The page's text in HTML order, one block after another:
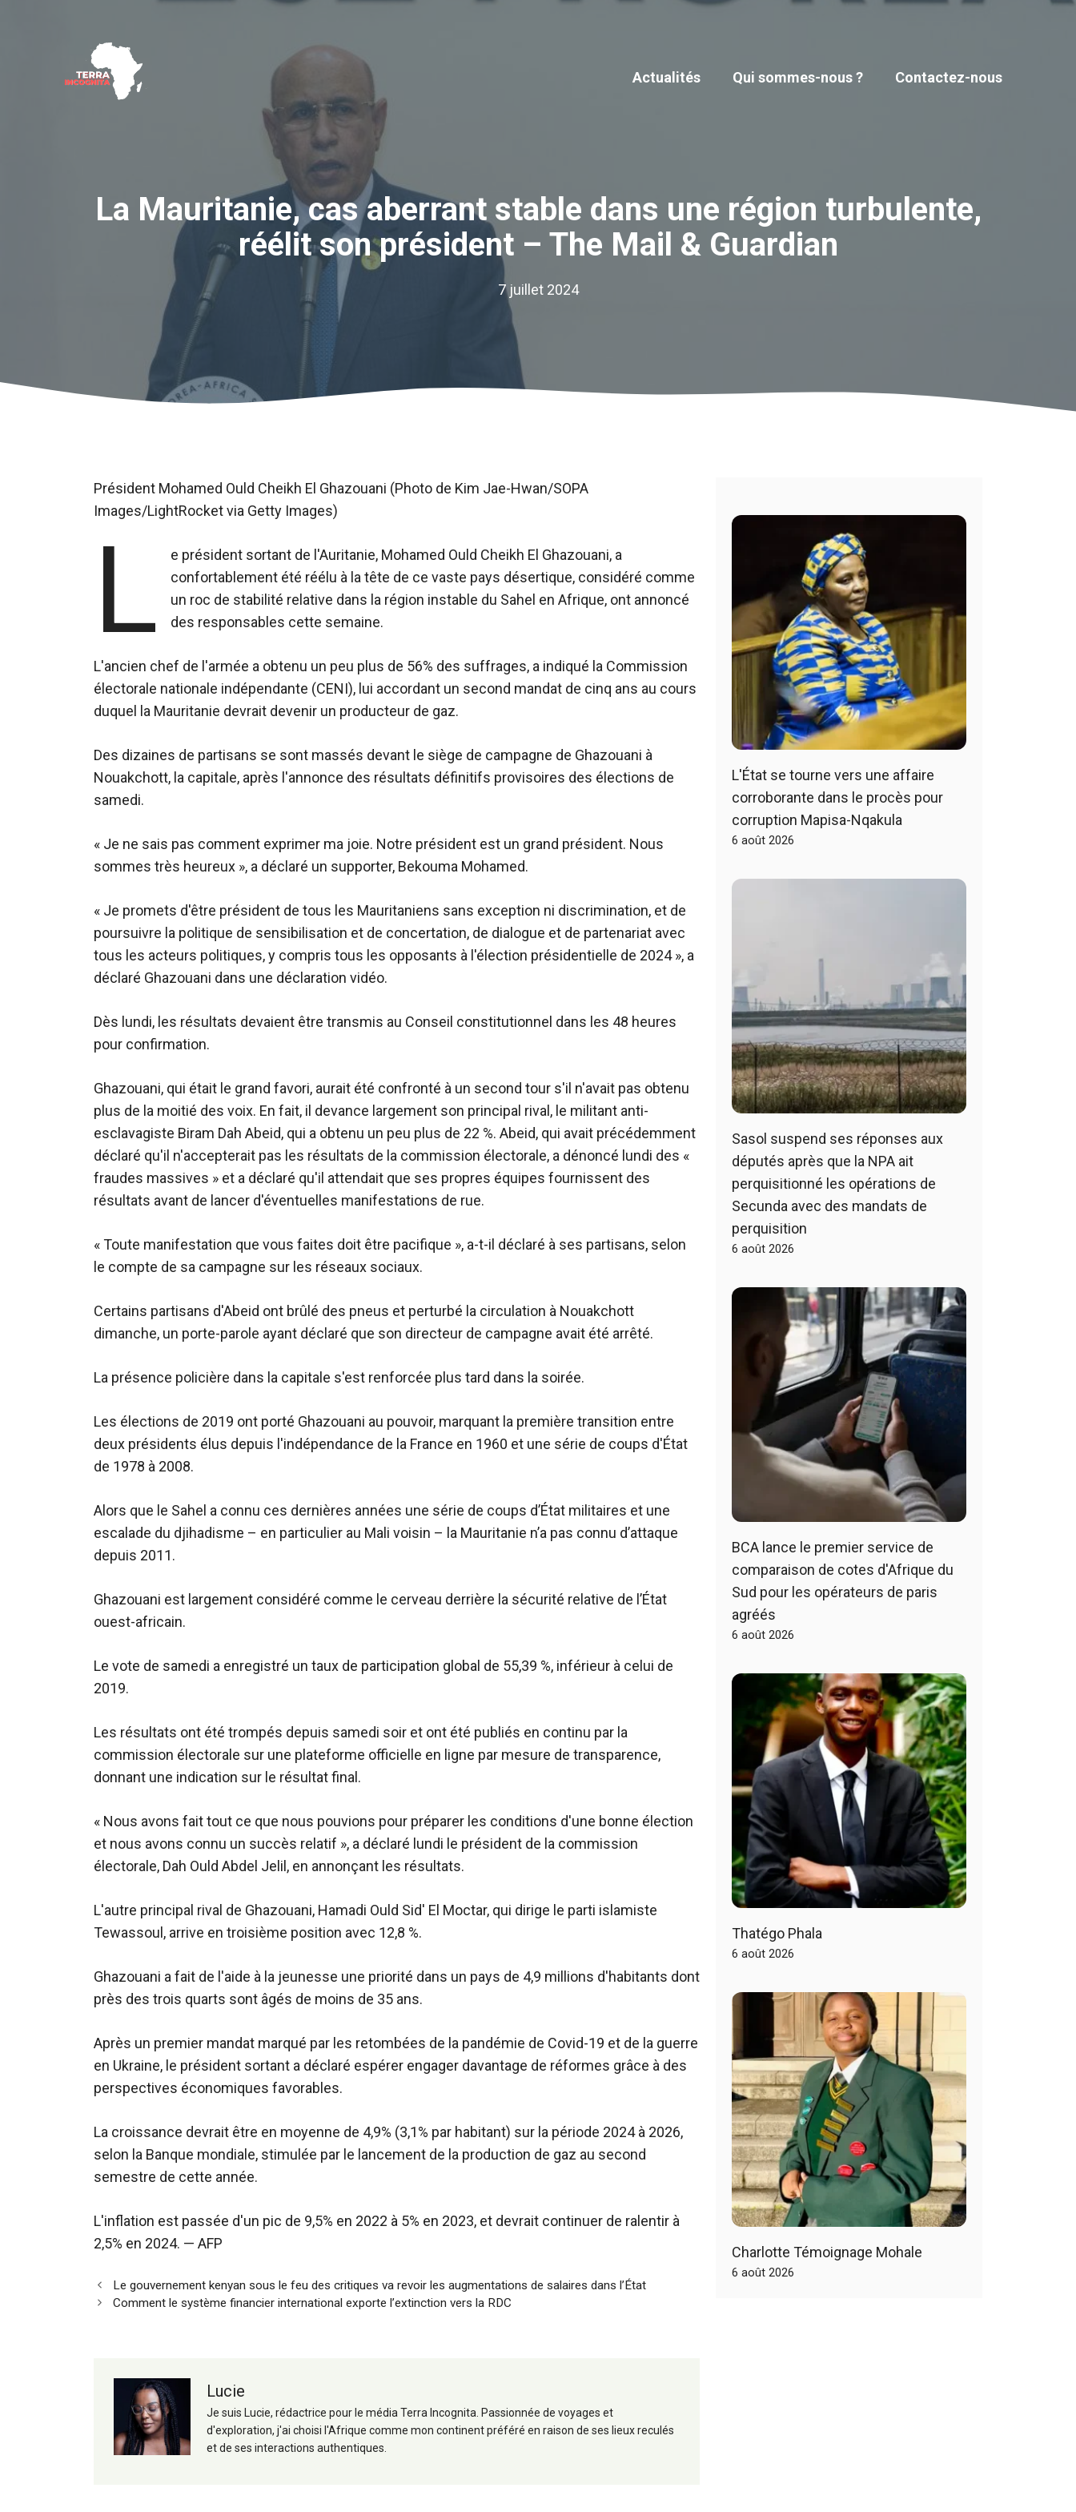
Actualités
Qui sommes-nous ? Contactez-nous
La Mauritanie, cas aberrant stable dans une région turbulente,
réélit son président – ​​​​The Mail & Guardian
7 juillet 2024
Président Mohamed Ould Cheikh El Ghazouani (Photo de Kim Jae-Hwan/SOPA
Images/LightRocket via Getty Images)
L
e président sortant de l'Auritanie, Mohamed Ould Cheikh El Ghazouani, a
confortablement été réélu à la tête de ce vaste pays désertique, considéré comme
un roc de stabilité relative dans la région instable du Sahel en Afrique, ont annoncé
des responsables cette semaine.
L'ancien chef de l'armée a obtenu un peu plus de 56% des suffrages, a indiqué la Commission
électorale nationale indépendante (CENI), lui accordant un second mandat de cinq ans au cours
duquel la Mauritanie devrait devenir un producteur de gaz.
Des dizaines de partisans se sont massés devant le siège de campagne de Ghazouani à
Nouakchott, la capitale, après l'annonce des résultats définitifs provisoires des élections de
samedi.
« Je ne sais pas comment exprimer ma joie. Notre président est un grand président. Nous
sommes très heureux », a déclaré un supporter, Bekouma Mohamed.
« Je promets d'être président de tous les Mauritaniens sans exception ni discrimination, et de
poursuivre la politique de sensibilisation et de concertation, de dialogue et de partenariat avec
tous les acteurs politiques, y compris tous les opposants à l'élection présidentielle de 2024 », a
déclaré Ghazouani dans une déclaration vidéo.
Dès lundi, les résultats devaient être transmis au Conseil constitutionnel dans les 48 heures
pour confirmation.
Ghazouani, qui était le grand favori, aurait été confronté à un second tour s'il n'avait pas obtenu
plus de la moitié des voix. En fait, il devance largement son principal rival, le militant anti-
esclavagiste Biram Dah Abeid, qui a obtenu un peu plus de 22 %. Abeid, qui avait précédemment
déclaré qu'il n'accepterait pas les résultats de la commission électorale, a dénoncé lundi des «
fraudes massives » et a déclaré qu'il attendait que ses propres équipes fournissent des
résultats avant de lancer d'éventuelles manifestations de rue.
« Toute manifestation que vous faites doit être pacifique », a-t-il déclaré à ses partisans, selon
le compte de sa campagne sur les réseaux sociaux.
Certains partisans d'Abeid ont brûlé des pneus et perturbé la circulation à Nouakchott
dimanche, un porte-parole ayant déclaré que son directeur de campagne avait été arrêté.
La présence policière dans la capitale s'est renforcée plus tard dans la soirée.
Les élections de 2019 ont porté Ghazouani au pouvoir, marquant la première transition entre
deux présidents élus depuis l'indépendance de la France en 1960 et une série de coups d'État
de 1978 à 2008.
Alors que le Sahel a connu ces dernières années une série de coups d’État militaires et une
escalade du djihadisme – en particulier au Mali voisin – la Mauritanie n’a pas connu d’attaque
depuis 2011.
Ghazouani est largement considéré comme le cerveau derrière la sécurité relative de l’État
ouest-africain.
Le vote de samedi a enregistré un taux de participation global de 55,39 %, inférieur à celui de
2019.
Les résultats ont été trompés depuis samedi soir et ont été publiés en continu par la
commission électorale sur une plateforme officielle en ligne par mesure de transparence,
donnant une indication sur le résultat final.
« Nous avons fait tout ce que nous pouvions pour préparer les conditions d'une bonne élection
et nous avons connu un succès relatif », a déclaré lundi le président de la commission
électorale, Dah Ould Abdel Jelil, en annonçant les résultats.
L'autre principal rival de Ghazouani, Hamadi Ould Sid' El Moctar, qui dirige le parti islamiste
Tewassoul, arrive en troisième position avec 12,8 %.
Ghazouani a fait de l'aide à la jeunesse une priorité dans un pays de 4,9 millions d'habitants dont
près des trois quarts sont âgés de moins de 35 ans.
Après un premier mandat marqué par les retombées de la pandémie de Covid-19 et de la guerre
en Ukraine, le président sortant a déclaré espérer engager davantage de réformes grâce à des
perspectives économiques favorables.
La croissance devrait être en moyenne de 4,9% (3,1% par habitant) sur la période 2024 à 2026,
selon la Banque mondiale, stimulée par le lancement de la production de gaz au second
semestre de cette année.
L'inflation est passée d'un pic de 9,5% en 2022 à 5% en 2023, et devrait continuer de ralentir à
2,5% en 2024. — AFP
Navigation
des
Le gouvernement kenyan sous le feu des critiques va revoir les augmentations de salaires dans l’État
Comment le système financier international exporte l’extinction vers la RDC
Lucie
Je suis Lucie, rédactrice pour le média Terra Incognita. Passionnée de voyages et
d'exploration, j'ai choisi l'Afrique comme mon continent préféré en raison de ses lieux reculés
et de ses interactions authentiques.
L'État se tourne vers une affaire
corroborante dans le procès pour
corruption Mapisa-Nqakula
6 août 2026
Sasol suspend ses réponses aux
députés après que la NPA ait
perquisitionné les opérations de
Secunda avec des mandats de
perquisition
6 août 2026
BCA lance le premier service de
comparaison de cotes d'Afrique du
Sud pour les opérateurs de paris
agréés
6 août 2026
Thatégo Phala
6 août 2026
Charlotte Témoignage Mohale
6 août 2026